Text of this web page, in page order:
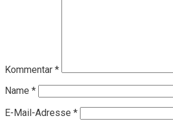
Kommentar *
Name *
E-Mail-Adresse *